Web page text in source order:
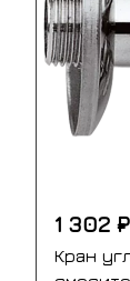
1 302 ₽
Кран